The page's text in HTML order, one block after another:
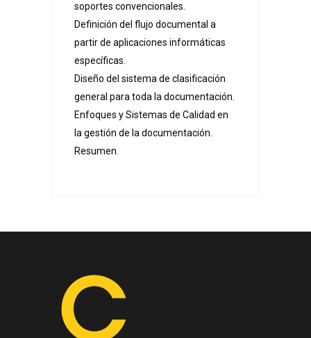
soportes convencionales.
Definición del flujo documental a
partir de aplicaciones informáticas
específicas.
Diseño del sistema de clasificación
general para toda la documentación.
Enfoques y Sistemas de Calidad en
la gestión de la documentación.
Resumen.